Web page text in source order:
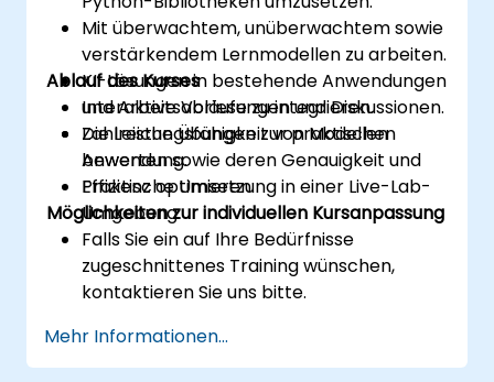
Mit überwachtem, unüberwachtem sowie
verstärkendem Lernmodellen zu arbeiten.
KI-Lösungen in bestehende Anwendungen
und Arbeitsabläufe zu integrieren.
Die Leistungsfähigkeit von Modellen
bewerten sowie deren Genauigkeit und
Effizienz optimieren.
Ablauf des Kurses
Interaktive Vorlesungen und Diskussionen.
Zahlreiche Übungen zur praktischen
Anwendung.
Praktische Umsetzung in einer Live-Lab-
Umgebung.
Möglichkeiten zur individuellen Kursanpassung
Falls Sie ein auf Ihre Bedürfnisse
zugeschnittenes Training wünschen,
kontaktieren Sie uns bitte.
Mehr Informationen...